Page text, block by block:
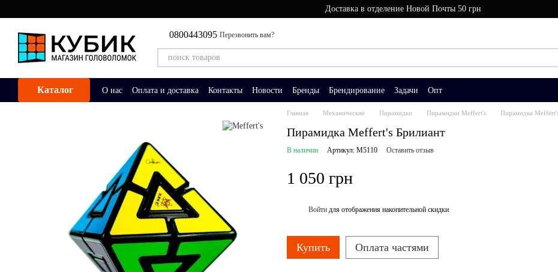
Доставка в отделение Новой Почты 50 грн
0800443095 Перезвонить вам?
Каталог О нас Оплата и доставка Контакты Новости Бренды Брендирование Задачи Опт
Главная Механические Пирамидки Пирамидки Meffert's Пирамидка
Пирамидка Meffert's Брилиант
В наличии Артикул: М5110 Оставить отзыв
1 050 грн
Войти для отображения накопительной скидки
Купить Оплата частями